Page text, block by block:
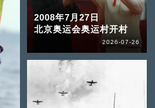
2008年7月27日
北京奥运会奥运村开村
2026-07-26